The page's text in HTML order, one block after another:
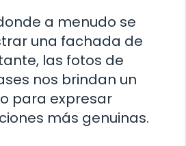
a menudo se
una fachada de
las fotos de
nos brindan un
para expresar
más genuinas.